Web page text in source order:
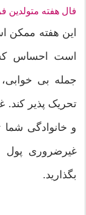
فال هفته متولدین
این هفته ممکن
است احساس
جمله بی
تحریک پذیر
و خانوادگی شما
غیرضروری پول
بگذارید.